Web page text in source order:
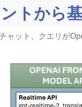
トから
ット、クエリが